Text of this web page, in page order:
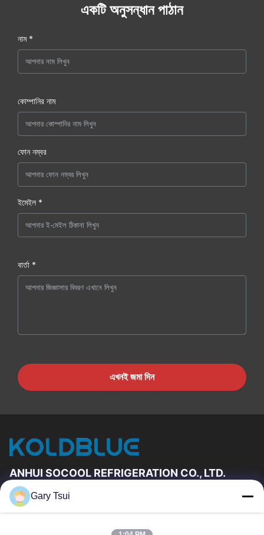
একটি অনুসন্ধান পাঠান
নাম *
কোম্পানির নাম
ফোন নম্বর
ইমেইল *
বার্তা *
এখনই জমা দিন
ANHUI SOCOOL REFRIGERATION CO., LTD.
দ্রুত লিঙ্কGary Tsui